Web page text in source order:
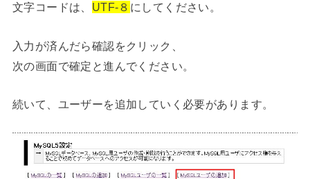
文字コードは、 UTF-８ にしてください。
入力が済んだら確認をクリック、
次の画面で確定と進んでください。
続いて、ユーザーを追加していく必要があります。